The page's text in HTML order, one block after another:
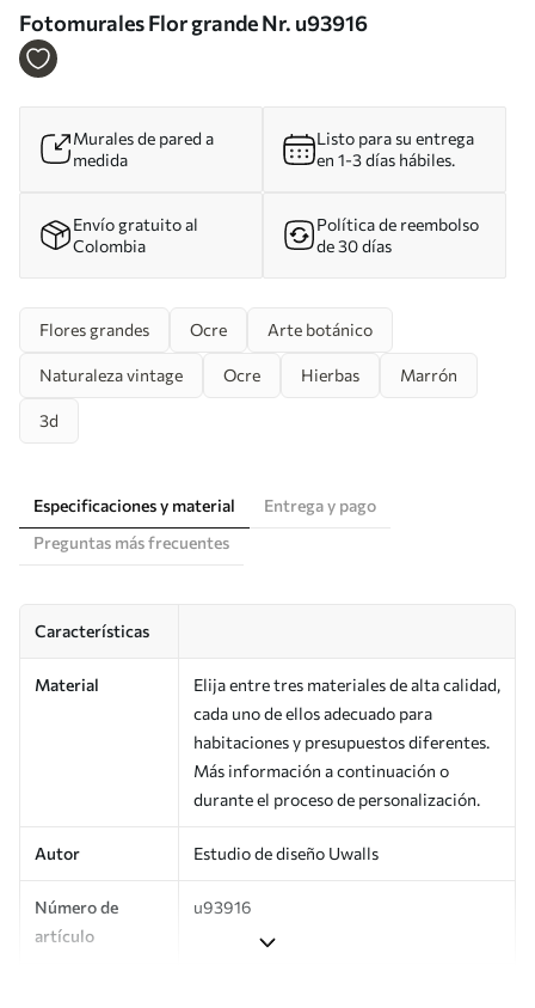
Fotomurales Flor grande Nr. u93916
Murales de pared a
medida
Listo para su entrega
en 1-3 días hábiles.
Envío gratuito al
Colombia
Política de reembolso
de 30 días
Flores grandes Ocre Arte botánico
Naturaleza vintage Ocre Hierbas Marrón
3d
Especificaciones y material
Entrega y pago
Preguntas más frecuentes
Características
Material
Elija entre tres materiales de alta calidad,
cada uno de ellos adecuado para
habitaciones y presupuestos diferentes.
Más información a continuación o
durante el proceso de personalización.
Autor Estudio de diseño Uwalls
Número de
artículo
u93916